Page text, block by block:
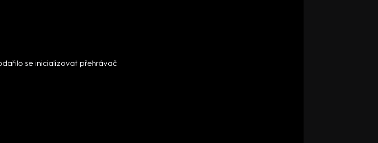
se inicializovat přehrávač